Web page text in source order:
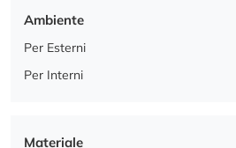
Ambiente
Per Esterni
Per Interni
Materiale